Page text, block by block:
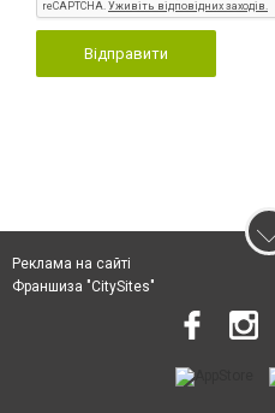
Відправити
Реклама на сайті
Франшиза "CitySites"